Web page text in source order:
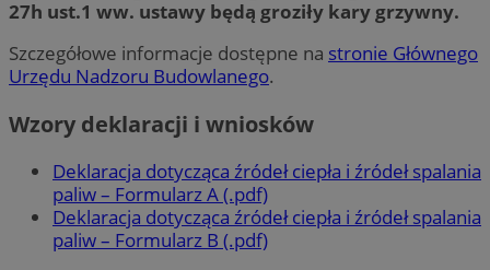
27h ust.1 ww. ustawy będą groziły kary grzywny.
Szczegółowe informacje dostępne na stronie Głównego
Urzędu Nadzoru Budowlanego.
Wzory deklaracji i wniosków
Deklaracja dotycząca źródeł ciepła i źródeł spalania
paliw – Formularz A (.pdf)
Deklaracja dotycząca źródeł ciepła i źródeł spalania
paliw – Formularz B (.pdf)